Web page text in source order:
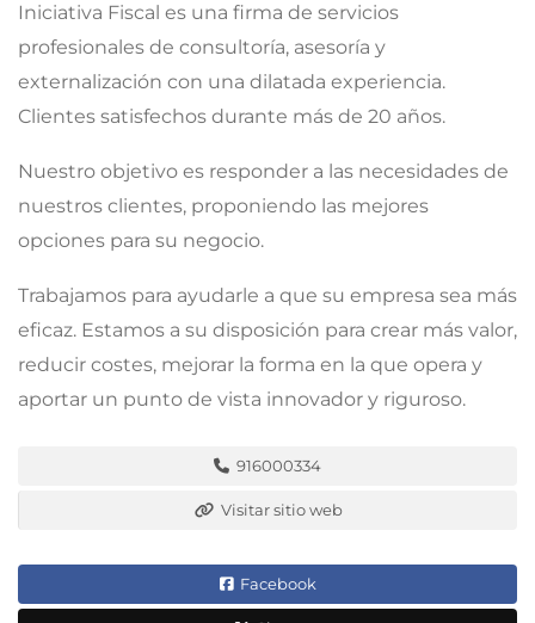
Iniciativa Fiscal es una firma de servicios
profesionales de consultoría, asesoría y
externalización con una dilatada experiencia.
Clientes satisfechos durante más de 20 años.
Nuestro objetivo es responder a las necesidades de
nuestros clientes, proponiendo las mejores
opciones para su negocio.
Trabajamos para ayudarle a que su empresa sea más
eficaz. Estamos a su disposición para crear más valor,
reducir costes, mejorar la forma en la que opera y
aportar un punto de vista innovador y riguroso.
916000334
Visitar sitio web
Facebook